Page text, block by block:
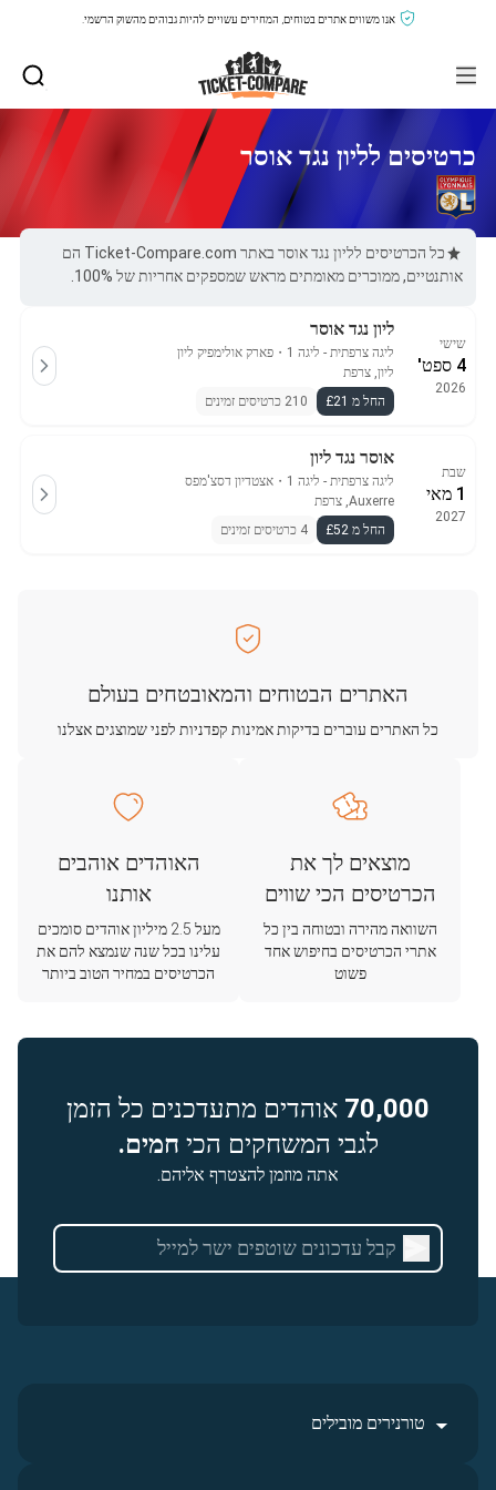
אנו משווים אתרים בטוחים, המחירים עשויים להיות גבוהים מהשוק הרשמי.
כרטיסים לליון נגד אוסר
כל הכרטיסים לליון נגד אוסר באתר Ticket-Compare.com הם
אותנטיים, ממוכרים מאומתים מראש שמספקים אחריות של 100%.
שישי
4 ספט'
2026
ליון נגד אוסר
ליגה צרפתית - ליגה 1 ・ פארק אולימפיק ליון
ליון, צרפת
החל מ £21
210 כרטיסים זמינים
שבת
1 מאי
2027
אוסר נגד ליון
ליגה צרפתית - ליגה 1 ・ אצטדיון דסצ'מפס
Auxerre, צרפת
החל מ £52
4 כרטיסים זמינים
האתרים הבטוחים והמאובטחים בעולם
כל האתרים עוברים בדיקות אמינות קפדניות לפני שמוצגים אצלנו
מוצאים לך את
הכרטיסים הכי שווים
השוואה מהירה ובטוחה בין כל
אתרי הכרטיסים בחיפוש אחד
פשוט
האוהדים אוהבים
אותנו
מעל 2.5 מיליון אוהדים סומכים
עלינו בכל שנה שנמצא להם את
הכרטיסים במחיר הטוב ביותר
70,000 אוהדים מתעדכנים כל הזמן
לגבי המשחקים הכי חמים.
אתה מוזמן להצטרף אליהם.
טורנירים מובילים